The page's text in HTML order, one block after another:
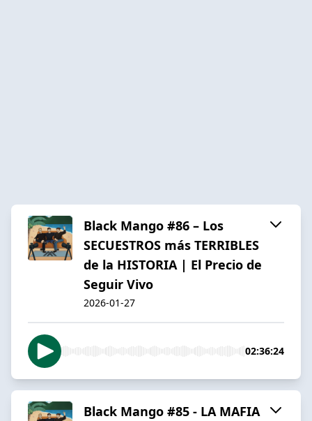
Black Mango #86 – Los
SECUESTROS más TERRIBLES
de la HISTORIA | El Precio de
Seguir Vivo
2026-01-27
02:36:24
Black Mango #85 - LA MAFIA